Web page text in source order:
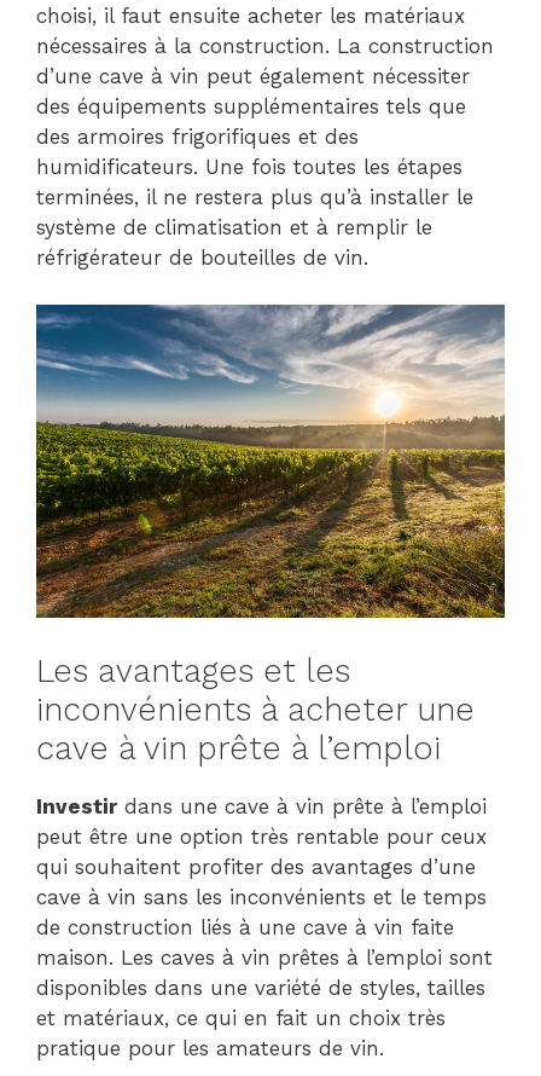
choisi, il faut ensuite acheter les matériaux
nécessaires à la construction. La construction
d’une cave à vin peut également nécessiter
des équipements supplémentaires tels que
des armoires frigorifiques et des
humidificateurs. Une fois toutes les étapes
terminées, il ne restera plus qu’à installer le
système de climatisation et à remplir le
réfrigérateur de bouteilles de vin.
Les avantages et les
inconvénients à acheter une
cave à vin prête à l’emploi
Investirdans une cave à vin prête à l’emploi
peut être une option très rentable pour ceux
qui souhaitent profiter des avantages d’une
cave à vin sans les inconvénients et le temps
de construction liés à une cave à vin faite
maison. Les caves à vin prêtes à l’emploi sont
disponibles dans une variété de styles, tailles
et matériaux, ce qui en fait un choix très
pratique pour les amateurs de vin.